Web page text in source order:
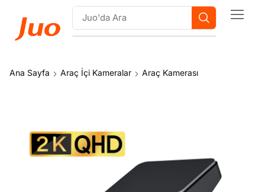
Ana Sayfa Araç İçi Kameralar Araç Kamerası